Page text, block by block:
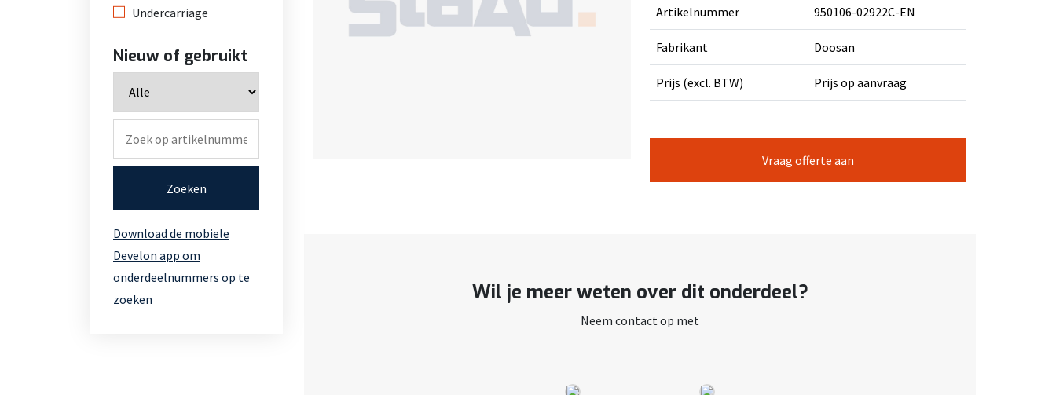
Undercarriage
Nieuw of gebruikt
Zoeken
Download de mobiele
Develon app om
onderdeelnummers op te
zoeken
Artikelnummer 950106-02922C-EN
Fabrikant Doosan
Prijs (excl. BTW) Prijs op aanvraag
Vraag offerte aan
Wil je meer weten over dit onderdeel?
Neem contact op met